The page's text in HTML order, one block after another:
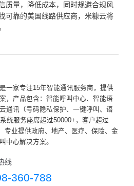
质量，降低成本，同时规避合规风
可靠的美国线路供应商，米糠云将
一家专注15年智能通讯服务商，提供
，产品包含：智能呼叫中心、智能语
通讯（号码隐私保护、一键呼叫、语
统服务座席超过50000+，客户超过
专业提供政府、地产、医疗、保险、金
中心解决方案。
线
360-788